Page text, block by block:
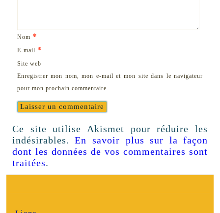
Nom *
E-mail *
Site web
Enregistrer mon nom, mon e-mail et mon site dans le navigateur
pour mon prochain commentaire.
Ce site utilise Akismet pour réduire les
indésirables.En savoir plus sur la façon
dont les données de vos commentaires sont
traitées.